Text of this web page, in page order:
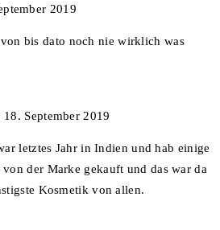
2019
bis dato noch nie wirklich was
says:
18. September 2019
letztes Jahr in Indien und hab einige
von der Marke gekauft und das war da
Kosmetik von allen.